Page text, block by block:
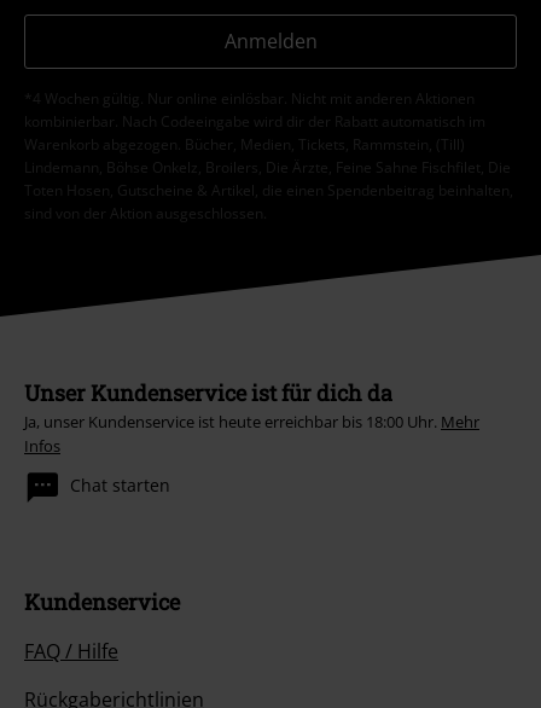
Anmelden
*4 Wochen gültig. Nur online einlösbar. Nicht mit anderen Aktionen
kombinierbar. Nach Codeeingabe wird dir der Rabatt automatisch im
Warenkorb abgezogen. Bücher, Medien, Tickets, Rammstein, (Till)
Lindemann, Böhse Onkelz, Broilers, Die Ärzte, Feine Sahne Fischfilet, Die
Toten Hosen, Gutscheine & Artikel, die einen Spendenbeitrag beinhalten,
sind von der Aktion ausgeschlossen.
Unser Kundenservice ist für dich da
Ja, unser Kundenservice ist heute erreichbar bis 18:00 Uhr. Mehr
Infos
Chat starten
Kundenservice
FAQ / Hilfe
Rückgaberichtlinien